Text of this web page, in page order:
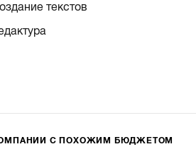
текстов
С ПОХОЖИМ БЮДЖЕТОМ